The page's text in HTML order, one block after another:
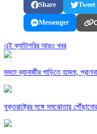
Share Tweet
Messenger
এই ক্যাটাগরির আরও খবর
মমতা ব্যানার্জীর গাড়িতে হামলা,
যুক্তরাষ্ট্রের সঙ্গে সমঝোতায়